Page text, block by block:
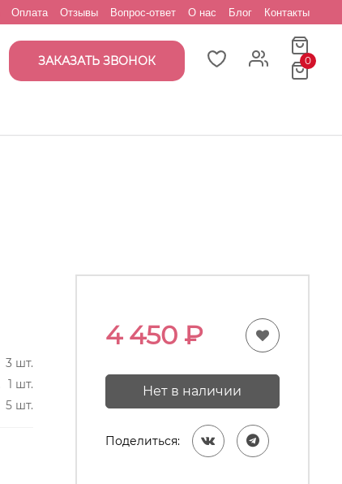
Оплата Отзывы Вопрос-ответ О нас Блог Контакты
ЗАКАЗАТЬ ЗВОНОК 0
3 шт.
1 шт.
5 шт.
4 450₽
Нет в наличии
Поделиться: